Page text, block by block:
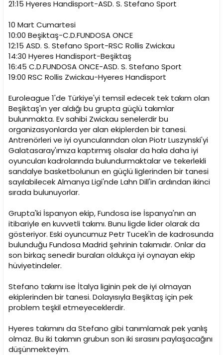
21:15 Hyeres Handisport-ASD. S. Stefano Sport
10 Mart Cumartesi
10:00 Beşiktaş-C.D.FUNDOSA ONCE
12:15 ASD. S. Stefano Sport-RSC Rollis Zwickau
14:30 Hyeres Handisport-Beşiktaş
16:45 C.D.FUNDOSA ONCE-ASD. S. Stefano Sport
19:00 RSC Rollis Zwickau-Hyeres Handisport
Euroleague 1'de Türkiye'yi temsil edecek tek takım olan
Beşiktaş'ın yer aldığı bu grupta güçlü takımlar
bulunmakta. Ev sahibi Zwickau senelerdir bu
organizasyonlarda yer alan ekiplerden bir tanesi.
Antrenörleri ve iyi oyuncularından olan Piotr Luszynski'yi
Galatasaray'ımıza kaptırmış olsalar da hala daha iyi
oyuncuları kadrolarında bulundurmaktalar ve tekerlekli
sandalye basketbolunun en güçlü liglerinden bir tanesi
sayılabilecek Almanya Ligi'nde Lahn Dill'in ardından ikinci
sırada bulunuyorlar.
Grupta'ki İspanyon ekip, Fundosa ise İspanya'nın an
itibariyle en kuvvetli takımı. Bunu ligde lider olarak da
gösteriyor. Eski oyuncumuz Petr Tucek'in de kadrosunda
bulunduğu Fundosa Madrid şehrinin takımıdır. Onlar da
son birkaç senedir buraları oldukça iyi oynayan ekip
hüviyetindeler.
Stefano takımı ise İtalya liginin pek de iyi olmayan
ekiplerinden bir tanesi. Dolayısıyla Beşiktaş için pek
problem teşkil etmeyeceklerdir.
Hyeres takımını da Stefano gibi tanımlamak pek yanlış
olmaz. Bu iki takımın grubun son iki sırasını paylaşacağını
düşünmekteyim.